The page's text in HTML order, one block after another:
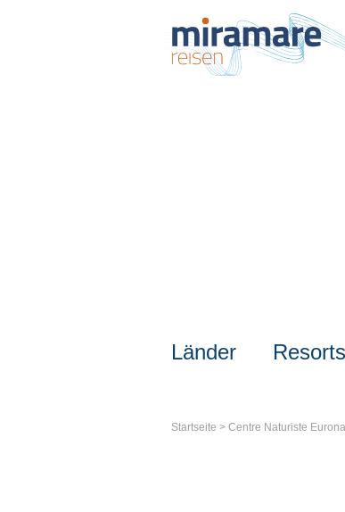
Länder Resorts
Startseite > Centre Naturiste